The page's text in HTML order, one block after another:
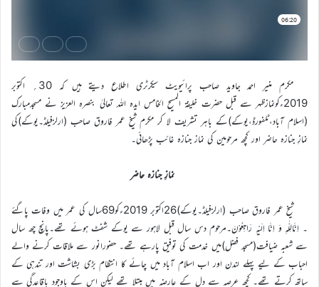
مکرم منیر احمد جاوید صاحب پرائیویٹ سیکرٹری اطلاع دیتے ہیں کہ 30؍ اکتوبر
2019ءکونمازظہر سے قبل حضرت خلیفۃ المسیح الخامس ایدہ اللہ تعالیٰ بنصرہ العزیز نے مسجدمبارک
(اسلام آباد،ٹلفورڈ،یوکے)کے باہر تشریف لا کر مکرم شیخ عمر فاروق صاحب (ارلزفیلڈ۔یوکے)کی
نمازِ جنازہ حاضر اور کچھ مرحومین کی نماز جنازہ غائب پڑھائی۔
نمازِ جنازہ حاضر
شیخ عمر فاروق صاحب (ارلزفیلڈ۔یوکے)26اکتوبر 2019ءکو69سال کی عمر میں وفات پاگئے
۔ اِنَّالِلّٰہِ وَ اِنَّا اِلَیْہِ رَاجِعُوْنَ۔مرحوم دس سال قبل لاہور سے یوکے شفٹ ہوئے تھے۔پانچ چھ سال
سے شعبہ ضیافت(مسجد فضل)میں خدمت کی توفیق پارہے تھے۔ حضورانور سے ملاقات کرنے والے
احباب کے لیے پہلے لندن اور اب اسلام آباد میں چائے کا انتظام بڑی بشاشت اور تندہی کے
ساتھ کرتے تھے۔ کچھ عرصہ سے دل کے عارضہ میں مبتلا تھے لیکن اس کے باوجود باقاعدگی سے